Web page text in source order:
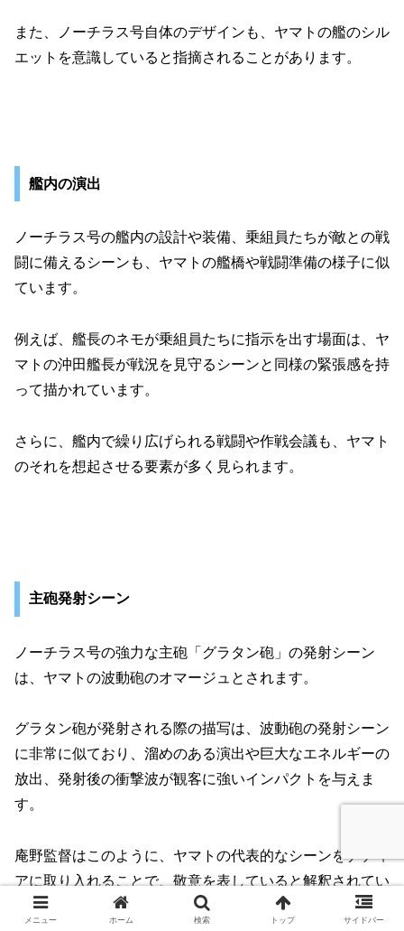
また、ノーチラス号自体のデザインも、ヤマトの艦のシル
エットを意識していると指摘されることがあります。
艦内の演出
ノーチラス号の艦内の設計や装備、乗組員たちが敵との戦
闘に備えるシーンも、ヤマトの艦橋や戦闘準備の様子に似
ています。
例えば、艦長のネモが乗組員たちに指示を出す場面は、ヤ
マトの沖田艦長が戦況を見守るシーンと同様の緊張感を持
って描かれています。
さらに、艦内で繰り広げられる戦闘や作戦会議も、ヤマト
のそれを想起させる要素が多く見られます。
主砲発射シーン
ノーチラス号の強力な主砲「グラタン砲」の発射シーン
は、ヤマトの波動砲のオマージュとされます。
グラタン砲が発射される際の描写は、波動砲の発射シーン
に非常に似ており、溜めのある演出や巨大なエネルギーの
放出、発射後の衝撃波が観客に強いインパクトを与えま
す。
庵野監督はこのように、ヤマトの代表的なシーンをナディ
アに取り入れることで、敬意を表していると解釈されてい
ます。
メニュー ホーム 検索 トップ サイドバー